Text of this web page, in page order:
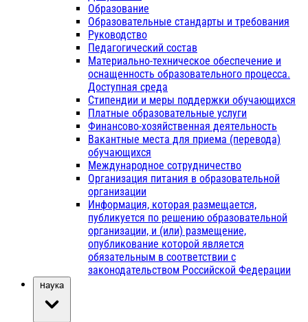
Образование
Образовательные стандарты и требования
Руководство
Педагогический состав
Материально-техническое обеспечение и
оснащенность образовательного процесса.
Доступная среда
Стипендии и меры поддержки обучающихся
Платные образовательные услуги
Финансово-хозяйственная деятельность
Вакантные места для приема (перевода)
обучающихся
Международное сотрудничество
Организация питания в образовательной
организации
Информация, которая размещается,
публикуется по решению образовательной
организации, и (или) размещение,
опубликование которой является
обязательным в соответствии с
законодательством Российской Федерации
Наука